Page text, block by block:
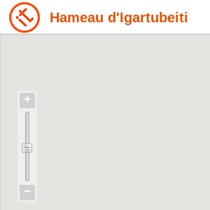
Hameau d'Igartubeiti
+
−